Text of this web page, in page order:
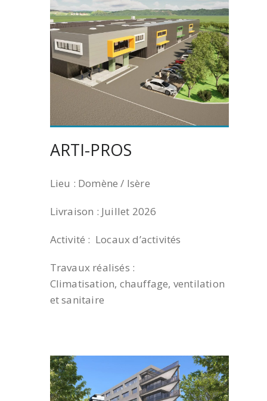
ARTI-PROS
Lieu : Domène / Isère
Livraison : Juillet 2026
Activité : Locaux d’activités
Travaux réalisés :
Climatisation, chauffage, ventilation
et sanitaire